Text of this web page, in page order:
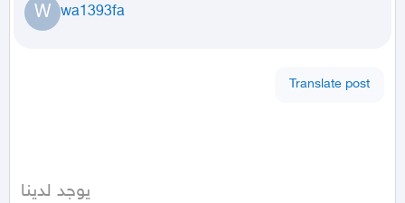
W wa1393fa
Translate post
يوجد لدينا